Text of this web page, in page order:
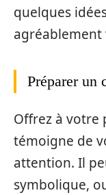
quelques
Préparer un
Offrez à votre
témoigne de
attention. Il
symbolique,